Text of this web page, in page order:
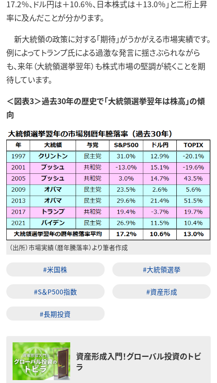
17.2％、ドル円は＋10.6％、日本株式は＋13.0％」と二桁上昇
率に及んだことが分かります。
新大統領の政策に対する「期待」がうかがえる市場実績です。
例によってトランプ氏による過激な発言に揺さぶられながら
も、来年（大統領選挙翌年）も株式市場の堅調が続くことを期
待しています。
＜図表3＞過去30年の歴史で「大統領選挙翌年は株高」の傾
向
（出所）市場実績（暦年騰落率）より筆者作成
#米国株 #大統領選挙
#S＆P500指数 #資産形成
#長期投資
資産形成入門！グローバル投資のトビ
ラ